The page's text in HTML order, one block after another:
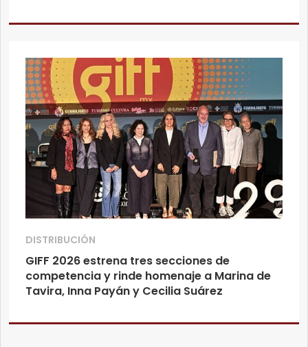
DISTRIBUCIÓN
GIFF 2026 estrena tres secciones de
competencia y rinde homenaje a Marina de
Tavira, Inna Payán y Cecilia Suárez